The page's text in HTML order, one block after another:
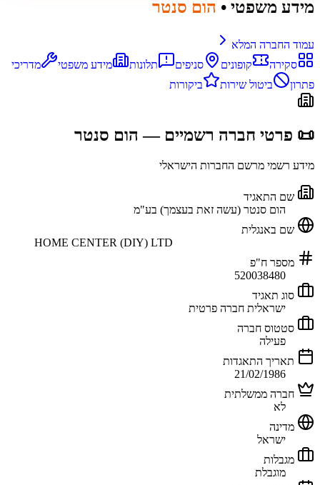
מידע משפטי • הום סנטר
עמוד החברה המלא
סקירה
קופונים סניפים תלונות מידע משפטי
מדריכי
פתרון
ביטול שירות ביקורות
📜 פרטי חברה רשמיים — הום סנטר
מידע רשמי מרשם החברות הישראלי
שם התאגיד
הום סנטר (עשה זאת בעצמך) בע"מ
שם באנגלית
HOME CENTER (DIY) LTD
מספר ח"פ
520038480
סוג תאגיד
ישראלית חברה פרטית
סטטוס חברה
פעילה
תאריך התאגדות
21/02/1986
חברה ממשלתית
לא
מדינה
ישראל
מגבלות
מוגבלת